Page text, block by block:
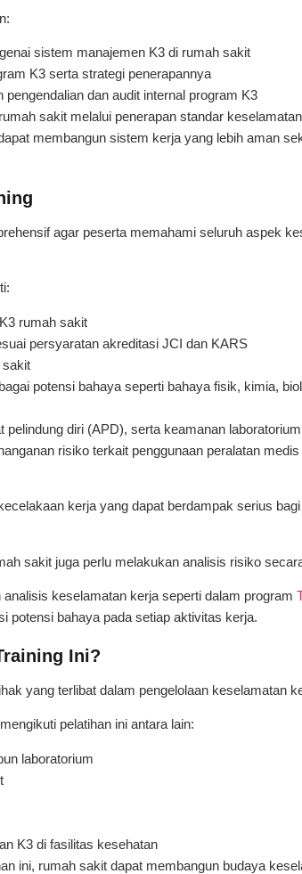
sistem manajemen K3 di rumah sakit
K3 serta strategi penerapannya
dan audit internal program K3
sakit melalui penerapan standar
membangun sistem kerja yang lebih aman
agar peserta memahami seluruh aspek
rumah sakit
persyaratan akreditasi JCI dan KARS
sakit
potensi bahaya seperti bahaya fisik, kimia,
pelindung diri (APD), serta keamanan laboratorium
risiko terkait penggunaan peralatan
kerja yang dapat berdampak serius
sakit juga perlu melakukan analisis risiko
keselamatan kerja seperti dalam program
potensi bahaya pada setiap aktivitas kerja.
Ini?
yang terlibat dalam pengelolaan keselamatan
pelatihan ini antara lain:
laboratorium
K3 di fasilitas kesehatan
ini, rumah sakit dapat membangun budaya